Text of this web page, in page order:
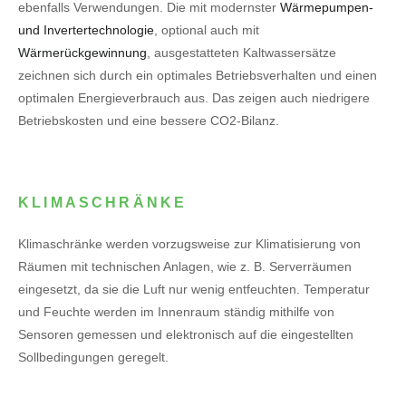
ebenfalls Verwendungen. Die mit modernster Wärmepumpen-
und Invertertechnologie, optional auch mit
Wärmerückgewinnung, ausgestatteten Kaltwassersätze
zeichnen sich durch ein optimales Betriebsverhalten und einen
optimalen Energieverbrauch aus. Das zeigen auch niedrigere
Betriebskosten und eine bessere CO2-Bilanz.
KLIMASCHRÄNKE
Klimaschränke werden vorzugsweise zur Klimatisierung von
Räumen mit technischen Anlagen, wie z. B. Serverräumen
eingesetzt, da sie die Luft nur wenig entfeuchten. Temperatur
und Feuchte werden im Innenraum ständig mithilfe von
Sensoren gemessen und elektronisch auf die eingestellten
Sollbedingungen geregelt.